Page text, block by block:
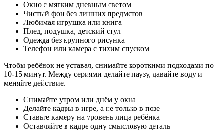
Окно с мягким дневным светом
Чистый фон без лишних предметов
Любимая игрушка или книга
Плед, подушка, детский стул
Одежда без крупного рисунка
Телефон или камера с тихим спуском
Чтобы ребёнок не уставал, снимайте короткими подходами по
10-15 минут. Между сериями делайте паузу, давайте воду и
меняйте действие.
Снимайте утром или днём у окна
Делайте кадры в игре, а не только в позе
Ставьте камеру на уровень лица ребёнка
Оставляйте в кадре одну смысловую деталь